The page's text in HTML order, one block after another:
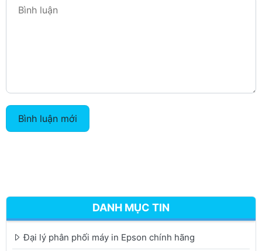
Bình luận mới
DANH MỤC TIN
Đại lý phân phối máy in Epson chính hãng